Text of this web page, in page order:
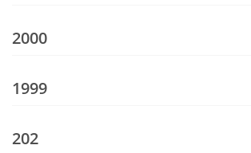
2000
1999
202